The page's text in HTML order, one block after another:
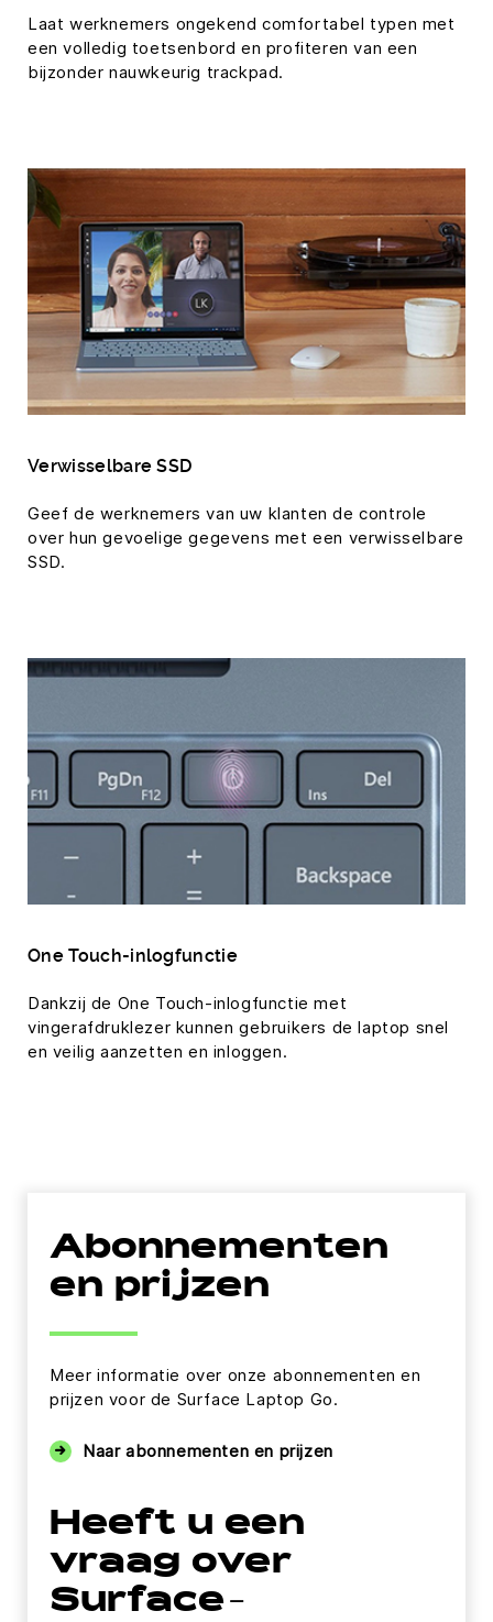
Laat werknemers ongekend comfortabel typen met
een volledig toetsenbord en profiteren van een
bijzonder nauwkeurig trackpad.
Verwisselbare SSD
Geef de werknemers van uw klanten de controle
over hun gevoelige gegevens met een verwisselbare
SSD.
One Touch-inlogfunctie
Dankzij de One Touch-inlogfunctie met
vingerafdruklezer kunnen gebruikers de laptop snel
en veilig aanzetten en inloggen.
Abonnementen
en prijzen
Meer informatie over onze abonnementen en
prijzen voor de Surface Laptop Go.
Naar abonnementen en prijzen
Heeft u een
vraag over
Surface-